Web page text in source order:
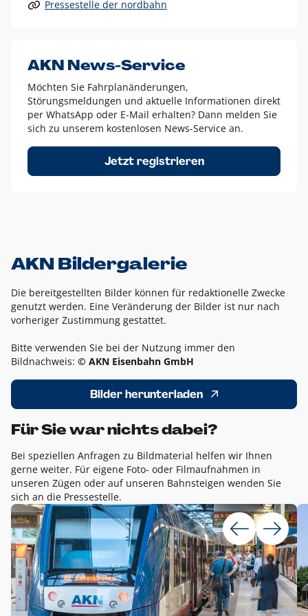
Alle anderen Logo-Varianten dürfen nur in Ausnahmefällen
Diese Ausnahmen sind zum Beispiel:
dem AKN Blau,
weißes Logo auf Fotohintergründen,
schwarzes Logo für reine Schwarz-Weiß-Umsetzungen
Um das Logo herum muss ein Schutzraum von jeweils einer
Höhe bzw. Breite des N aus AKN in alle Richtungen
Pressestelle der nordbahn
AKN News-Service
Möchten Sie Fahrplanänderungen,
Störungsmeldungen und aktuelle Informationen direkt
per WhatsApp oder E-Mail erhalten? Dann melden Sie
sich zu unserem kostenlosen News-Service an.
Jetzt registrieren
AKN Bildergalerie
Die bereitgestellten Bilder können für redaktionelle Zwecke
genutzt werden. Eine Veränderung der Bilder ist nur nach
vorheriger Zustimmung gestattet.
Bitte verwenden Sie bei der Nutzung immer den
Bildnachweis: © AKN Eisenbahn GmbH
Bilder herunterladen
Für Sie war nichts dabei?
Bei speziellen Anfragen zu Bildmaterial helfen wir Ihnen
gerne weiter. Für eigene Foto- oder Filmaufnahmen in
unseren Zügen oder auf unseren Bahnsteigen wenden Sie
sich an die Pressestelle.